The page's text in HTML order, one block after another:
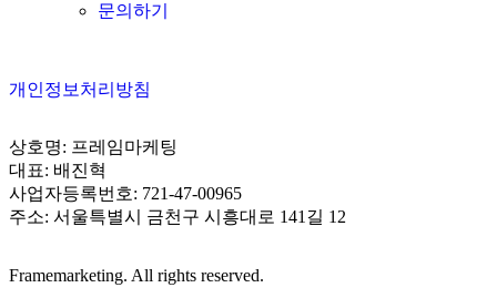
문의하기
개인정보처리방침
상호명: 프레임마케팅
대표: 배진혁
사업자등록번호: 721-47-00965
주소: 서울특별시 금천구 시흥대로 141길 12
Framemarketing. All rights reserved.